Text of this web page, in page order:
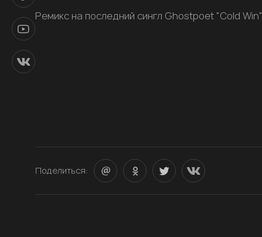
Ремикс на последний сингл Ghostpoet "Cold Win"
Поделиться: